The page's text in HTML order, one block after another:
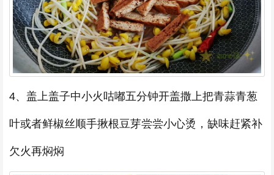
4、盖上盖子中小火咕嘟五分钟开盖撒上把青蒜青葱
叶或者鲜椒丝顺手揪根豆芽尝尝小心烫，缺味赶紧补
欠火再焖焖